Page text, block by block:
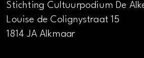
Stichting Cultuurpodium De
Louise de Colignystraat 15
1814 JA Alkmaar